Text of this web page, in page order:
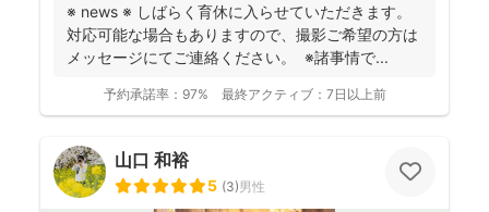
※ news ※ しばらく育休に入らせていただきます。
対応可能な場合もありますので、撮影ご希望の方は
メッセージにてご連絡ください。 ※諸事情で...
予約承諾率： 97% 最終アクティブ： 7日以上前
山口 和裕
5 (3)男性